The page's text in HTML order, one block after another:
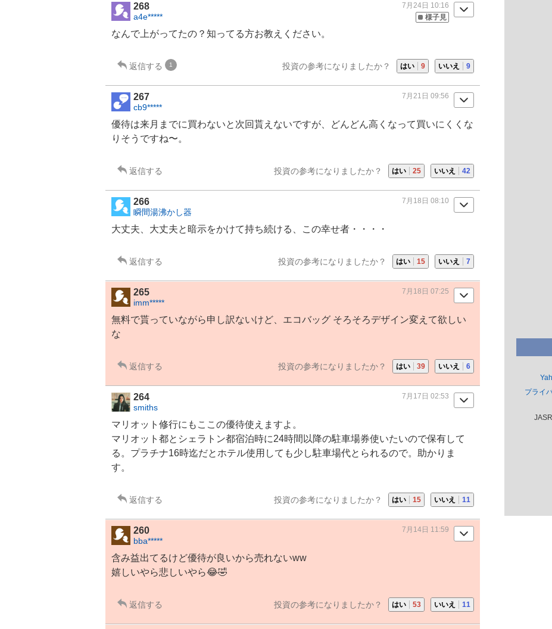
268
a4e***** 様子見
7月24日 10:16
なんで上がってたの？知ってる方お教えください。
返信する 1 投資の参考になりましたか？ はい 9 いいえ 9
267
cb9*****
7月21日 09:56
優待は来月までに買わないと次回貰えないですが、どんどん高くなって買いにくくな
りそうですね〜。
返信する 投資の参考になりましたか？ はい 25 いいえ 42
266
瞬間湯沸かし器
7月18日 08:10
大丈夫、大丈夫と暗示をかけて持ち続ける、この幸せ者・・・・
返信する 投資の参考になりましたか？ はい 15 いいえ 7
265
imm*****
7月18日 07:25
無料で貰っていながら申し訳ないけど、エコバッグ そろそろデザイン変えて欲しい
な
返信する 投資の参考になりましたか？ はい 39 いいえ 6
264
smiths
7月17日 02:53
マリオット修行にもここの優待使えますよ。
マリオット都とシェラトン都宿泊時に24時間以降の駐車場券使いたいので保有して
る。 プラチナ16時迄だとホテル使用しても少し駐車場代とられるので。助かりま
す。
返信する 投資の参考になりましたか？ はい 15 いいえ 11
260
bba*****
7月14日 11:59
含み益出てるけど優待が良いから売れないww
嬉しいやら悲しいやら😂🤣
返信する 投資の参考になりましたか？ はい 53 いいえ 11
プライ